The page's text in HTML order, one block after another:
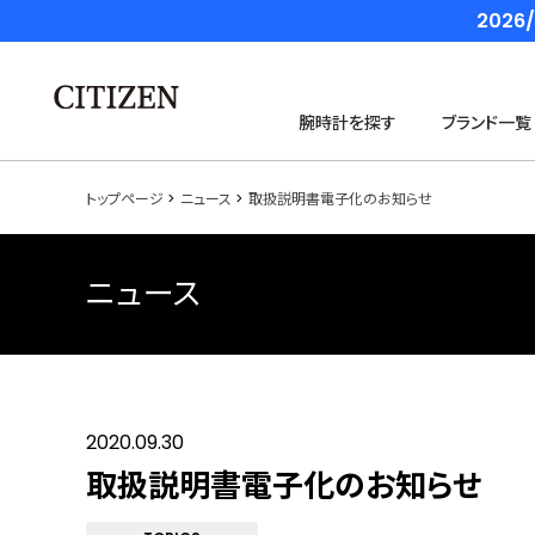
2026/
腕時計を探す ブランド一覧
トップページ ニュース 取扱説明書電子化のお知らせ
ニュース
2020.09.30
取扱説明書電子化のお知らせ